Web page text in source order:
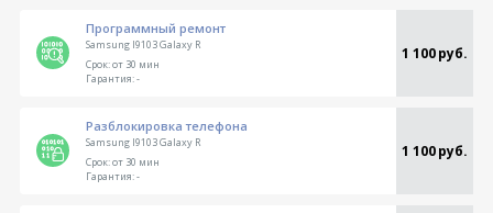
Программный ремонт
Samsung I9103 Galaxy R 1 100 руб.
Срок:от 30 мин
Гарантия:-
Разблокировка телефона
Samsung I9103 Galaxy R 1 100 руб.
Срок:от 30 мин
Гарантия:-